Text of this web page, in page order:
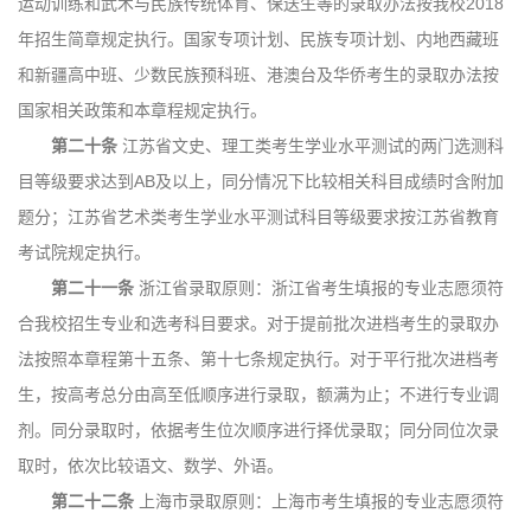
年招生简章规定执行。国家专项计划、民族专项计划、内地西藏班
和新疆高中班、少数民族预科班、港澳台及华侨考生的录取办法按
国家相关政策和本章程规定执行。
第二十条 江苏省文史、理工类考生学业水平测试的两门选测科
目等级要求达到AB及以上，同分情况下比较相关科目成绩时含附加
题分；江苏省艺术类考生学业水平测试科目等级要求按江苏省教育
考试院规定执行。
第二十一条 浙江省录取原则：浙江省考生填报的专业志愿须符
合我校招生专业和选考科目要求。对于提前批次进档考生的录取办
法按照本章程第十五条、第十七条规定执行。对于平行批次进档考
生，按高考总分由高至低顺序进行录取，额满为止；不进行专业调
剂。同分录取时，依据考生位次顺序进行择优录取；同分同位次录
取时，依次比较语文、数学、外语。
第二十二条
上海市录取原则：上海市考生填报的专业志愿须符